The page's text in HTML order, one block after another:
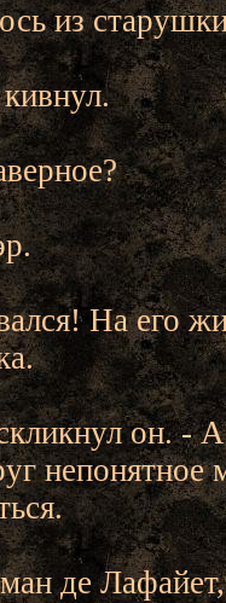
из
На его
он. - А
де